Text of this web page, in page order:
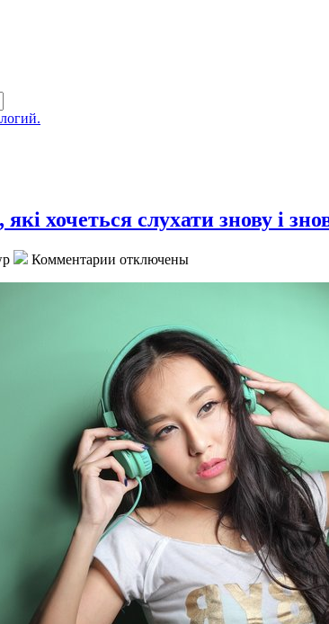
які хочеться слухати знову і
Комментарии отключены